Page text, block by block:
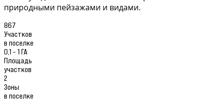
природными пейзажами и видами.
867
Участков
в поселке
0,1 - 1 ГА
Площадь
участков
2
Зоны
в поселке